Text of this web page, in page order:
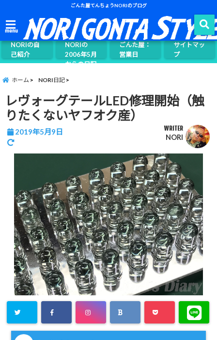
ごんた屋てんちょうNORIのブログ
menu
NORIの自
己紹介
ごんた屋て
んちょう
NORIの
2006年5月
からの日記
ごんた屋：
営業日
サイトマッ
プ
ホーム NORI日記
レヴォーグテールLED修理開始（触
りたくないヤフオク産）
2019年5月9日 WRITER
NORI